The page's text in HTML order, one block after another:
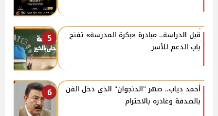
5
قبل الدراسة.. مبادرة «بكرة المدرسة» تفتح
باب الدعم للأسر
6
أحمد دياب.. صهر "الدنجوان" الذي دخل الفن
بالصدفة وغادره بالاحترام